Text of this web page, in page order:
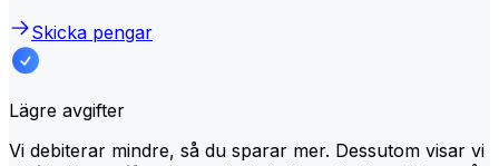
Skicka pengar
Lägre avgifter
Vi debiterar mindre, så du sparar mer. Dessutom visar vi